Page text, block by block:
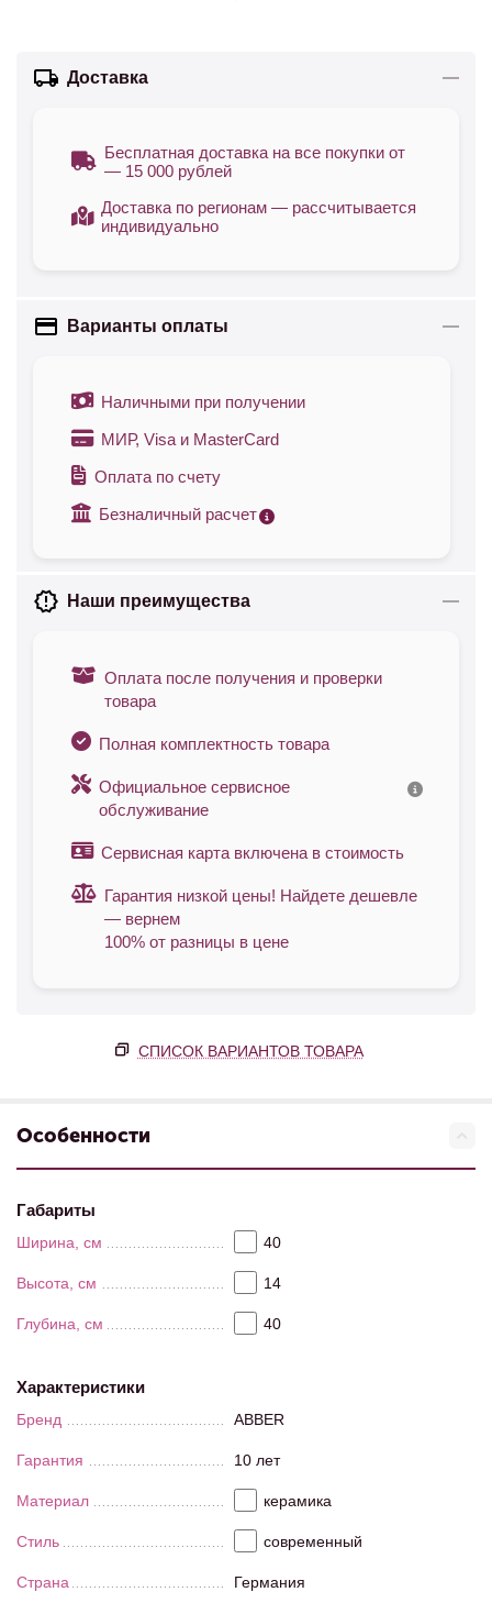
Доставка
Бесплатная доставка на все покупки от
— 15 000 рублей
Доставка по регионам — рассчитывается
индивидуально
Варианты оплаты
Наличными при получении
МИР, Visa и MasterCard
Оплата по счету
Безналичный расчет
Наши преимущества
Оплата после получения и проверки
товара
Полная комплектность товара
Официальное сервисное
обслуживание
Сервисная карта включена в стоимость
Гарантия низкой цены! Найдете дешевле
— вернем
100% от разницы в цене
СПИСОК ВАРИАНТОВ ТОВАРА
Особенности
Габариты
Ширина, см 40
Высота, см 14
Глубина, см 40
Характеристики
Бренд ABBER
Гарантия 10 лет
Материал керамика
Стиль современный
Страна Германия